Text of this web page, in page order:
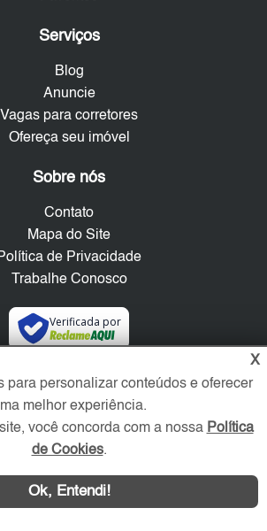
Serviços
Blog
Anuncie
Vagas para corretores
Ofereça seu imóvel
Sobre nós
Contato
Mapa do Site
de Privacidade
Trabalhe Conosco
Verificada por
Redes Sociais
X
para personalizar conteúdos e oferecer
melhor experiência.
você concorda com a nossa Política
de Cookies.
Ok, Entendi!